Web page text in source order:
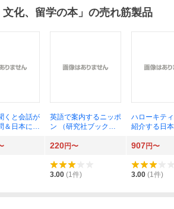
化、留学の本」の売れ筋製品
くと会話が
＆日本につ
のキャッ
と話しやす
英語で案内するニッポ
ン （研究社ブックス
幸男／著 ジェフ・ク
ハローキテ
紹介する日
220円〜 907円〜
3.00 (1 件) 3.00 (1 件)